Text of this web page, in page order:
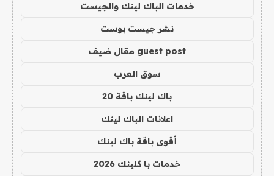
خدمات الباك لينك والجيست
نشر جيست بوست
guest post مقال ضيف
سوق العرب
باك لينك باقة 20
اعلانات الباك لينك
أقوى باقة باك لينك
خدمات با كلينك 2026